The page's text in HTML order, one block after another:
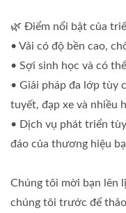
🌿 Điểm nổi bật của
• Vải có độ bền cao,
• Sợi sinh học và có
• Giải pháp đa lớp tùy
tuyết, đạp xe và nhiều
• Dịch vụ phát triển
đáo của thương hiệu
Chúng tôi mời bạn lên
chúng tôi trước để